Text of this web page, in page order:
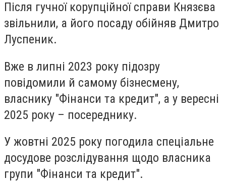
Після гучної корупційної справи Князєва
звільнили, а його посаду обійняв Дмитро
Луспеник.
Вже в липні 2023 року підозру
повідомили й самому бізнесмену,
власнику "Фінанси та кредит", а у вересні
2025 року – посереднику.
У жовтні 2025 року погодила спеціальне
досудове розслідування щодо власника
групи "Фінанси та кредит".